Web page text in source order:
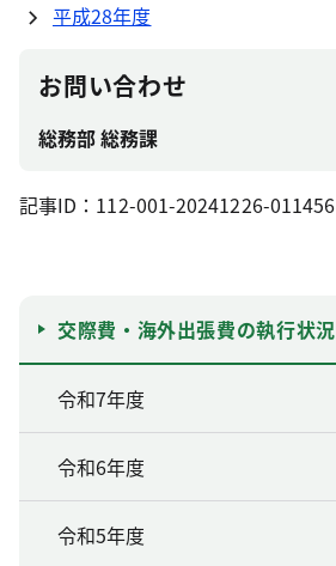
平成28年度
お問い合わせ
総務部 総務課
記事ID：112-001-20241226-011456
交際費・海外出張費の執行状況
令和7年度
令和6年度
令和5年度